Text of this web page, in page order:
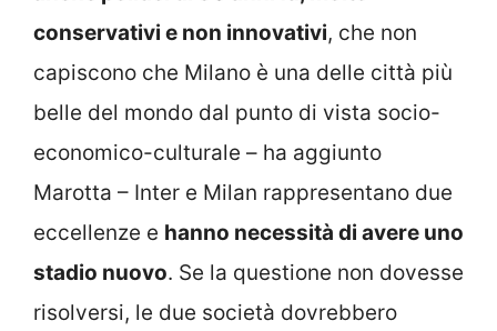
conservativi e non innovativi, che non
capiscono che Milano è una delle città più
belle del mondo dal punto di vista socio-
economico-culturale – ha aggiunto
Marotta – Inter e Milan rappresentano due
eccellenze e hanno necessità di avere uno
stadio nuovo. Se la questione non dovesse
risolversi, le due società dovrebbero